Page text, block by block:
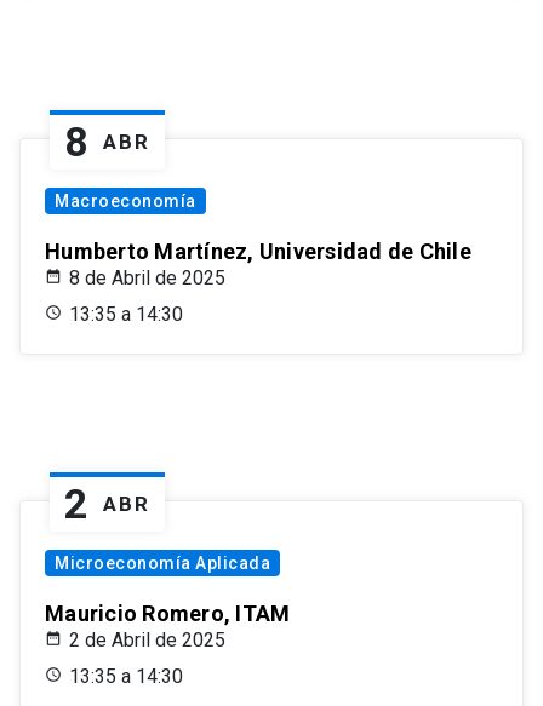
8 ABR
Macroeconomía
Humberto Martínez, Universidad de Chile
8 de Abril de 2025
13:35 a 14:30
2 ABR
Microeconomía Aplicada
Mauricio Romero, ITAM
2 de Abril de 2025
13:35 a 14:30